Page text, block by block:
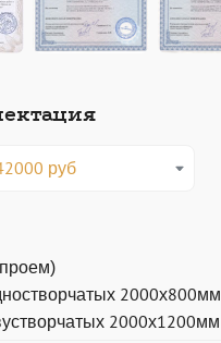
руб
2000х800мм
2000х1200мм